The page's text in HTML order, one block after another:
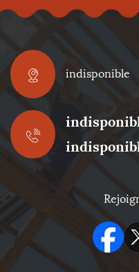
indisponible